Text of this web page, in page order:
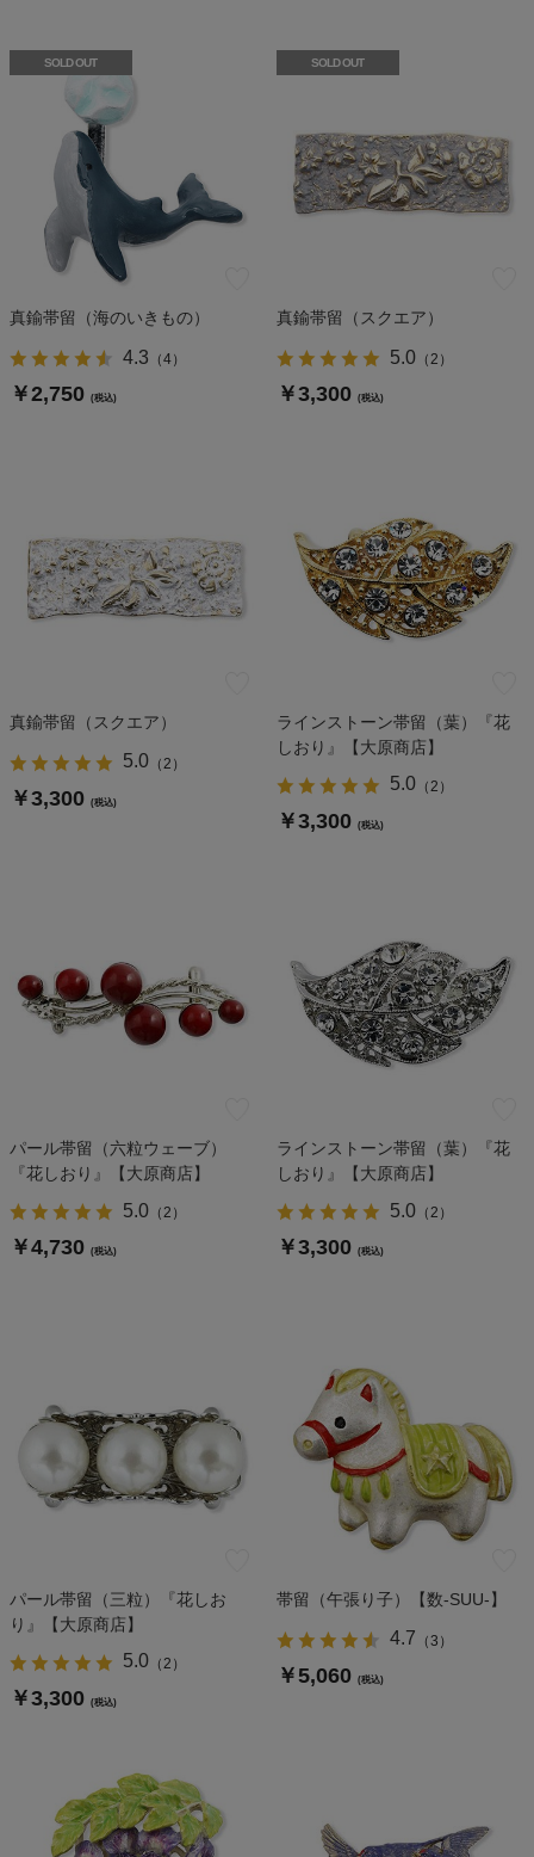
SOLD OUT
真鍮帯留（海のいきもの）
4.3 （4）
￥2,750 (税込)
SOLD OUT
真鍮帯留（スクエア）
5.0（2 ）
￥3,300 (税込)
真鍮帯留（スクエア）
5.0（2 ）
￥3,300 (税込)
ラインストーン帯留（葉）『花
しおり』【大原商店】
5.0（2 ）
￥3,300 (税込)
パール帯留（六粒ウェーブ）
『花しおり』【大原商店】
5.0（2 ）
￥4,730 (税込)
ラインストーン帯留（葉）『花
しおり』【大原商店】
5.0（2 ）
￥3,300 (税込)
パール帯留（三粒）『花しお
り』【大原商店】
5.0（2 ）
￥3,300 (税込)
帯留（午張り子）【数-SUU-】
4.7 （3 ）
￥5,060 (税込)